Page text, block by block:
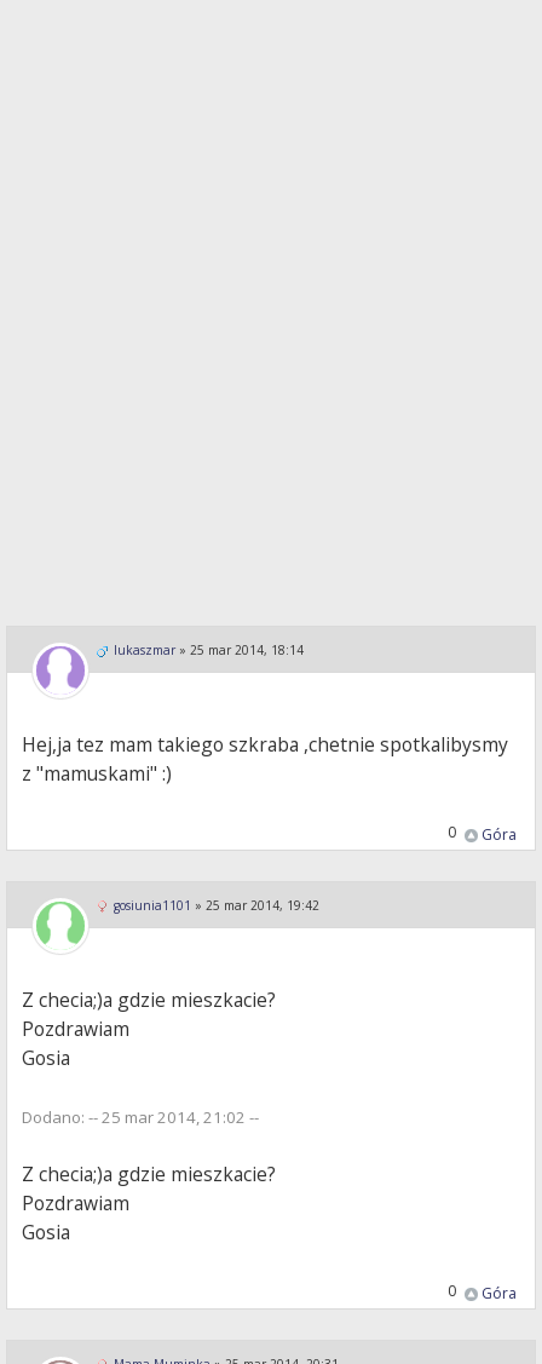
lukaszmar» 25 mar 2014, 18:14
Hej,ja tez mam takiego szkraba ,chetnie spotkalibysmy
z "mamuskami" :)
Góra
0
gosiunia1101 » 25 mar 2014, 19:42
Z checia;)a gdzie mieszkacie?
Pozdrawiam
Gosia
Dodano: -- 25 mar 2014, 21:02 --
Z checia;)a gdzie mieszkacie?
Pozdrawiam
Gosia
Góra
0